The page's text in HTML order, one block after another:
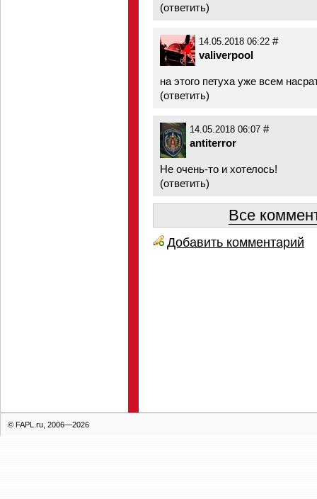
(ответить)
14.05.2018 06:22 #
valiverpool
на этого петуха уже всем
(ответить)
14.05.2018 06:07 #
antiterror
Не очень-то и хотелось!
(ответить)
Все
Добавить комментарий
© FAPL.ru, 2006—2026